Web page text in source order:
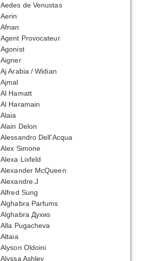
Aedes de Venustas
Aerin
Afnan
Agent Provocateur
Agonist
Aigner
Aj Arabia / Widian
Ajmal
Al Hamatt
Al Haramain
Alaia
Alain Delon
Alessandro Dell'Acqua
Alex Simone
Alexa Lixfeld
Alexander McQueen
Alexandre.J
Alfred Sung
Alghabra Parfums
Alghabra Духиs
Alla Pugacheva
Altaia
Alyson Oldoini
Alyssa Ashley